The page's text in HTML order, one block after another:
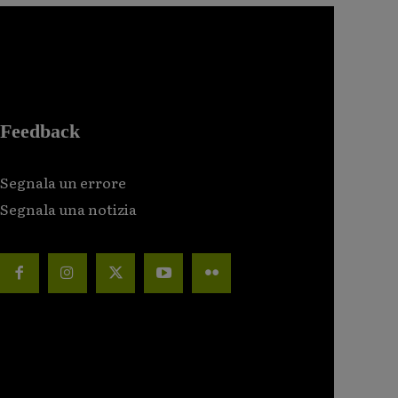
Feedback
Segnala un errore
Segnala una notizia